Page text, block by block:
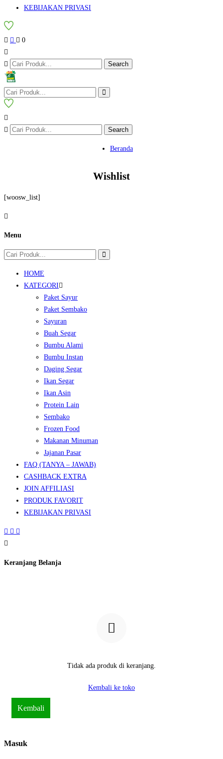
KEBIJAKAN PRIVASI
0
Search
Search
Beranda
Wishlist
[woosw_list]
Menu
HOME
KATEGORI
Paket Sayur
Paket Sembako
Sayuran
Buah Segar
Bumbu Alami
Bumbu Instan
Daging Segar
Ikan Segar
Ikan Asin
Protein Lain
Sembako
Frozen Food
Makanan Minuman
Jajanan Pasar
FAQ (TANYA – JAWAB)
CASHBACK EXTRA
JOIN AFFILIASI
PRODUK FAVORIT
KEBIJAKAN PRIVASI
Keranjang Belanja
Tidak ada produk di keranjang.
Kembali ke toko
Kembali
Masuk